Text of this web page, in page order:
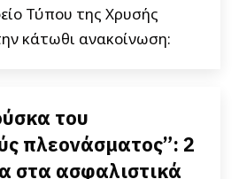
Τύπου της Χρυσής
κάτωθι ανακοίνωση:
του
πλεονάσματος”: 2
στα ασφαλιστικά